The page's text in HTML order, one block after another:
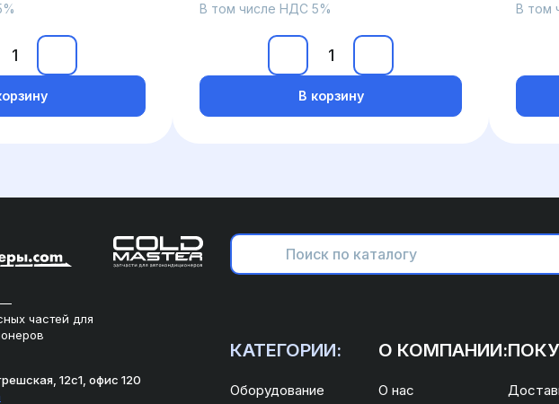
В том числе НДС 5%
В корзину
В том
—
частей для
12с1, офис 120
КАТЕГОРИИ:
Оборудование
О КОМПАНИИ:
О нас